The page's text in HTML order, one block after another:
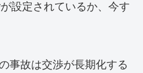
が設定されているか、今す
事故は交渉が長期化する